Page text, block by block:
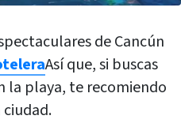
de Cancún
Así que, si buscas
la playa, te recomiendo